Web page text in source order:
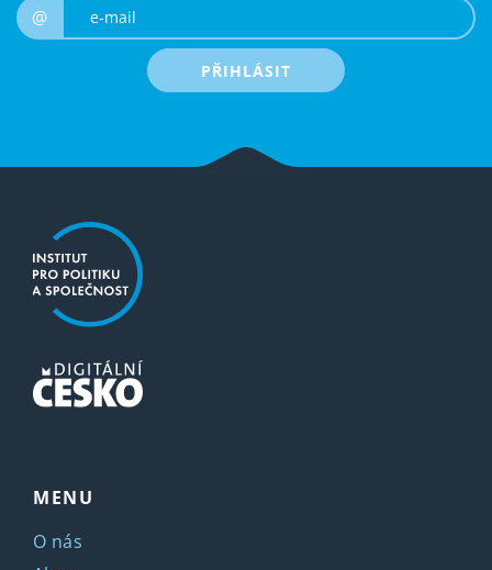
@
PŘIHLÁSIT
MENU
O nás